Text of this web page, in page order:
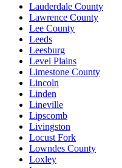
Lauderdale County
Lawrence County
Lee County
Leeds
Leesburg
Level Plains
Limestone County
Lincoln
Linden
Lineville
Lipscomb
Livingston
Locust Fork
Lowndes County
Loxley